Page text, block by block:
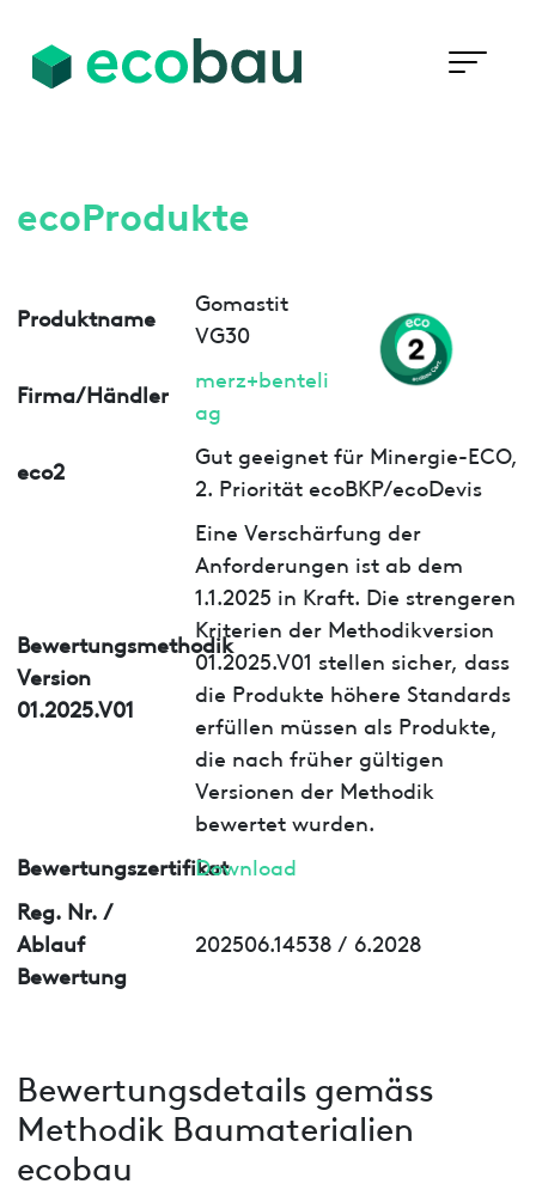
ecoProdukte
Produktname
Gomastit
VG30
Firma/Händler
merz+benteli
ag
eco2
Gut geeignet für Minergie-ECO,
2. Priorität ecoBKP/ecoDevis
Bewertungsmethodik
Version
01.2025.V01
Eine Verschärfung der
Anforderungen ist ab dem
1.1.2025 in Kraft. Die strengeren
Kriterien der Methodikversion
01.2025.V01 stellen sicher, dass
die Produkte höhere Standards
erfüllen müssen als Produkte,
die nach früher gültigen
Versionen der Methodik
bewertet wurden.
BewertungszertifikatDownload
Reg. Nr. /
Ablauf
Bewertung
202506.14538 / 6.2028
Bewertungsdetails gemäss
Methodik Baumaterialien
ecobau